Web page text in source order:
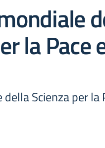
la Pace
Scienza per la